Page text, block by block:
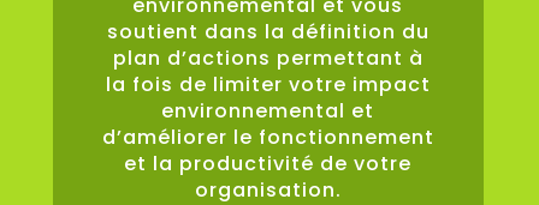
soutient dans la définition du
plan d’actions permettant à
la fois de limiter votre impact
environnemental et
d’améliorer le fonctionnement
et la productivité de votre
organisation.